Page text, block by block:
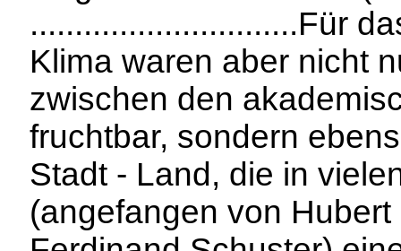
..............................Für
Klima waren aber nicht
zwischen den
fruchtbar, sondern
Stadt - Land, die in
(angefangen von